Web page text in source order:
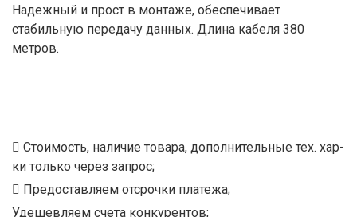
Надежный и прост в монтаже, обеспечивает
стабильную передачу данных. Длина кабеля 380
метров.
Стоимость, наличие товара, дополнительные тех. хар-
ки только через запрос;
Предоставляем отсрочки платежа;
Удешевляем счета конкурентов;